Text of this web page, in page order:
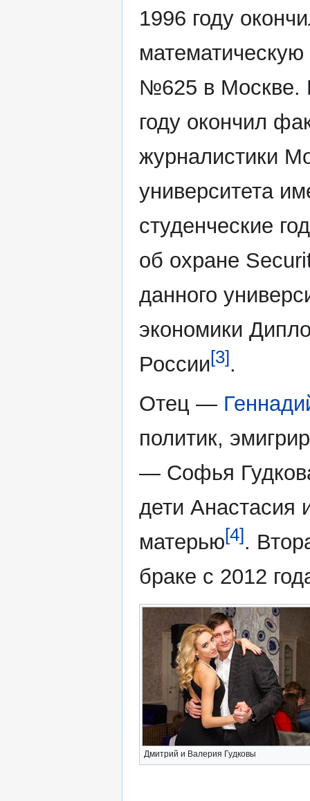
1996 году
№625 в Москве.
году окончил
журналистики
университета
студенческие
об охране
данного
экономики
России[3].
Отец —
политик,
— Софья
дети Анастасия
матерью[4].
браке с 2012
Дмитрий и Валерия Гудковы